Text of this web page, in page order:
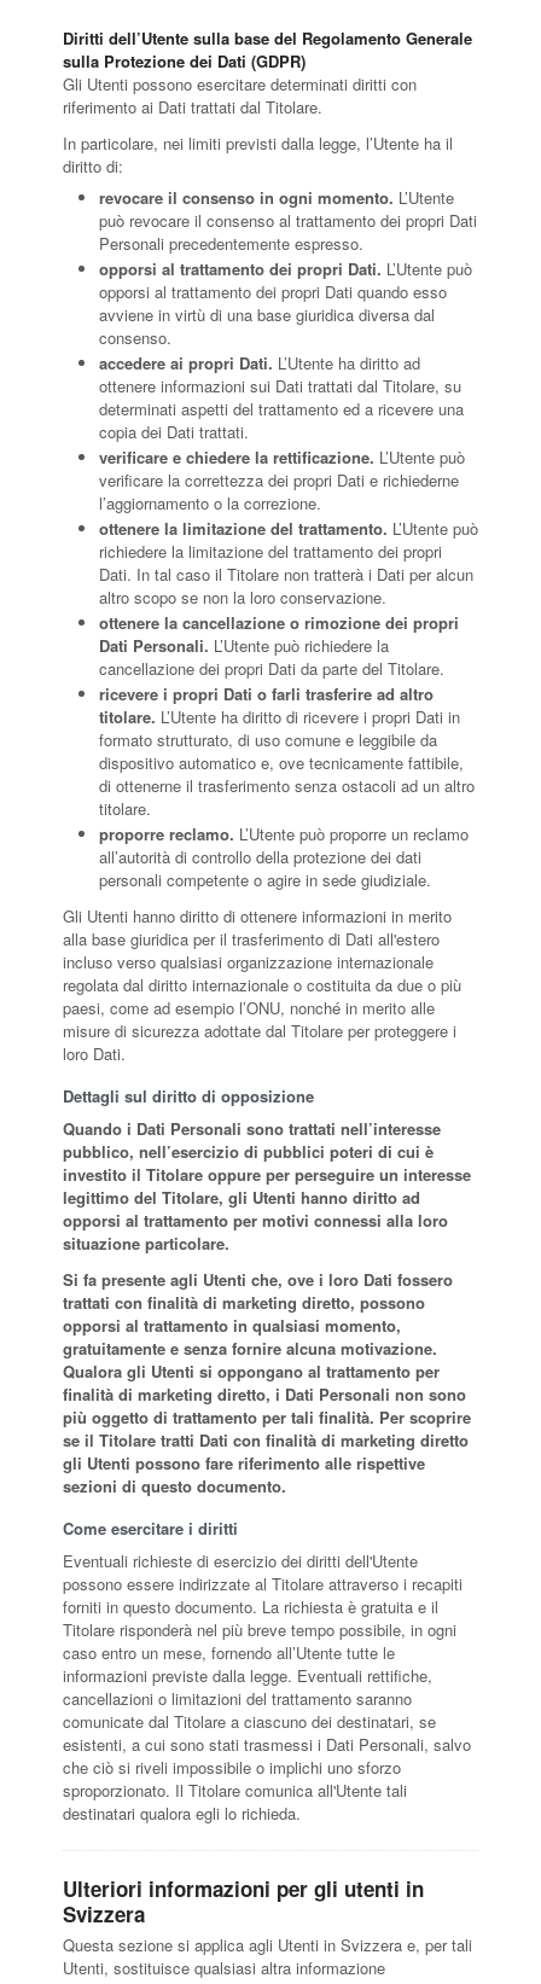
Diritti dell’Utente sulla base del Regolamento Generale
sulla Protezione dei Dati (GDPR)
Gli Utenti possono esercitare determinati diritti con
riferimento ai Dati trattati dal Titolare.
In particolare, nei limiti previsti dalla legge, l’Utente ha il
diritto di:
revocare il consenso in ogni momento. L’Utente
può revocare il consenso al trattamento dei propri Dati
Personali precedentemente espresso.
opporsi al trattamento dei propri Dati. L’Utente può
opporsi al trattamento dei propri Dati quando esso
avviene in virtù di una base giuridica diversa dal
consenso.
accedere ai propri Dati. L’Utente ha diritto ad
ottenere informazioni sui Dati trattati dal Titolare, su
determinati aspetti del trattamento ed a ricevere una
copia dei Dati trattati.
verificare e chiedere la rettificazione. L’Utente può
verificare la correttezza dei propri Dati e richiederne
l’aggiornamento o la correzione.
ottenere la limitazione del trattamento. L’Utente può
richiedere la limitazione del trattamento dei propri
Dati. In tal caso il Titolare non tratterà i Dati per alcun
altro scopo se non la loro conservazione.
ottenere la cancellazione o rimozione dei propri
Dati Personali. L’Utente può richiedere la
cancellazione dei propri Dati da parte del Titolare.
ricevere i propri Dati o farli trasferire ad altro
titolare. L’Utente ha diritto di ricevere i propri Dati in
formato strutturato, di uso comune e leggibile da
dispositivo automatico e, ove tecnicamente fattibile,
di ottenerne il trasferimento senza ostacoli ad un altro
titolare.
proporre reclamo. L’Utente può proporre un reclamo
all’autorità di controllo della protezione dei dati
personali competente o agire in sede giudiziale.
Gli Utenti hanno diritto di ottenere informazioni in merito
alla base giuridica per il trasferimento di Dati all'estero
incluso verso qualsiasi organizzazione internazionale
regolata dal diritto internazionale o costituita da due o più
paesi, come ad esempio l’ONU, nonché in merito alle
misure di sicurezza adottate dal Titolare per proteggere i
loro Dati.
Dettagli sul diritto di opposizione
Quando i Dati Personali sono trattati nell’interesse
pubblico, nell’esercizio di pubblici poteri di cui è
investito il Titolare oppure per perseguire un interesse
legittimo del Titolare, gli Utenti hanno diritto ad
opporsi al trattamento per motivi connessi alla loro
situazione particolare.
Si fa presente agli Utenti che, ove i loro Dati fossero
trattati con finalità di marketing diretto, possono
opporsi al trattamento in qualsiasi momento,
gratuitamente e senza fornire alcuna motivazione.
Qualora gli Utenti si oppongano al trattamento per
finalità di marketing diretto, i Dati Personali non sono
più oggetto di trattamento per tali finalità. Per scoprire
se il Titolare tratti Dati con finalità di marketing diretto
gli Utenti possono fare riferimento alle rispettive
sezioni di questo documento.
Come esercitare i diritti
Eventuali richieste di esercizio dei diritti dell'Utente
possono essere indirizzate al Titolare attraverso i recapiti
forniti in questo documento. La richiesta è gratuita e il
Titolare risponderà nel più breve tempo possibile, in ogni
caso entro un mese, fornendo all’Utente tutte le
informazioni previste dalla legge. Eventuali rettifiche,
cancellazioni o limitazioni del trattamento saranno
comunicate dal Titolare a ciascuno dei destinatari, se
esistenti, a cui sono stati trasmessi i Dati Personali, salvo
che ciò si riveli impossibile o implichi uno sforzo
sproporzionato. Il Titolare comunica all'Utente tali
destinatari qualora egli lo richieda.
Ulteriori informazioni per gli utenti in
Svizzera
Questa sezione si applica agli Utenti in Svizzera e, per tali
Utenti, sostituisce qualsiasi altra informazione